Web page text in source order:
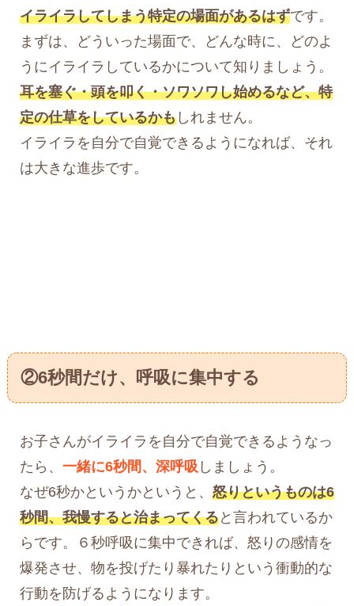
イライラしてしまう特定の場面があるはずです。
まずは、どういった場面で、どんな時に、どのよ
うにイライラしているかについて知りましょう。
耳を塞ぐ・頭を叩く・ソワソワし始めるなど、特
定の仕草をしているかもしれません。
イライラを自分で自覚できるようになれば、それ
は大きな進歩です。
②6秒間だけ、呼吸に集中する
お子さんがイライラを自分で自覚できるようなっ
たら、 一緒に6秒間、深呼吸 しましょう。
なぜ6秒かというかというと、 怒りというものは6
秒間、我慢すると治まってくると言われているか
らです。６秒呼吸に集中できれば、怒りの感情を
爆発させ、物を投げたり暴れたりという衝動的な
行動を防げるようになります。